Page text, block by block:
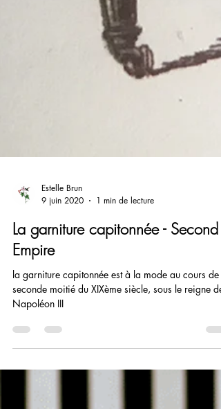
9 juin 2020
1 min de lecture
La garniture capitonnée - Second
Empire
la garniture capitonnée est à la mode au cours de
Napoléon III